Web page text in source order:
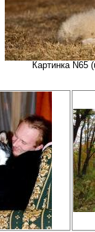
Картинка N65